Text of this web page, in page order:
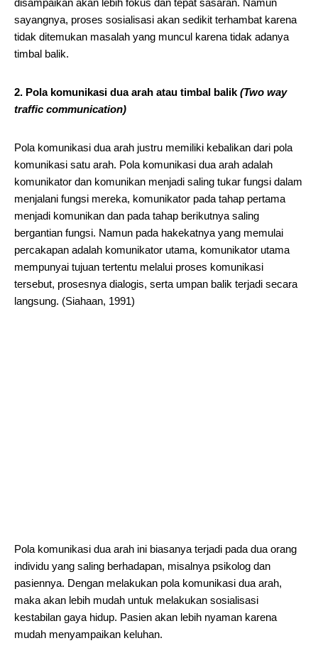
disampaikan akan lebih fokus dan tepat sasaran. Namun
sayangnya, proses sosialisasi akan sedikit terhambat karena
tidak ditemukan masalah yang muncul karena tidak adanya
timbal balik.
2. Pola komunikasi dua arah atau timbal balik (Two way
traffic communication)
Pola komunikasi dua arah justru memiliki kebalikan dari pola
komunikasi satu arah. Pola komunikasi dua arah adalah
komunikator dan komunikan menjadi saling tukar fungsi dalam
menjalani fungsi mereka, komunikator pada tahap pertama
menjadi komunikan dan pada tahap berikutnya saling
bergantian fungsi. Namun pada hakekatnya yang memulai
percakapan adalah komunikator utama, komunikator utama
mempunyai tujuan tertentu melalui proses komunikasi
tersebut, prosesnya dialogis, serta umpan balik terjadi secara
langsung. (Siahaan, 1991)
Pola komunikasi dua arah ini biasanya terjadi pada dua orang
individu yang saling berhadapan, misalnya psikolog dan
pasiennya. Dengan melakukan pola komunikasi dua arah,
maka akan lebih mudah untuk melakukan sosialisasi
kestabilan gaya hidup. Pasien akan lebih nyaman karena
mudah menyampaikan keluhan.